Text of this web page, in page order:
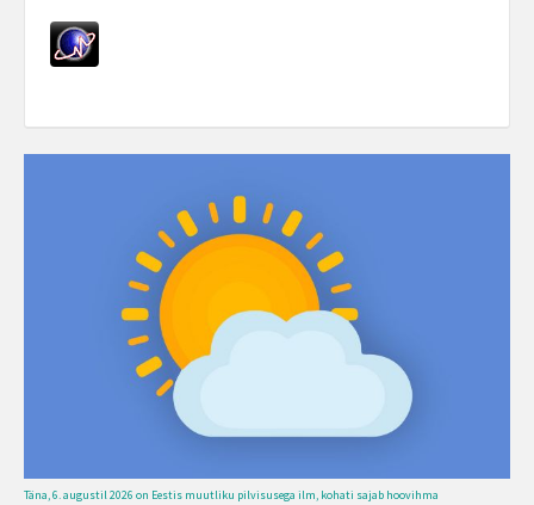
Täna, 6. augustil 2026 on Eestis muutliku pilvisusega ilm, kohati sajab hoovihma